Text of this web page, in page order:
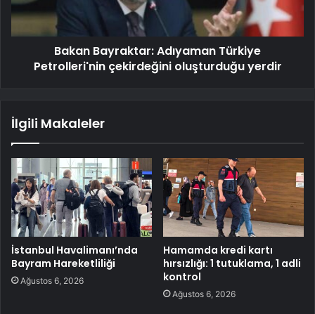
Bakan Bayraktar: Adıyaman Türkiye
Petrolleri'nin çekirdeğini oluşturduğu yerdir
İlgili Makaleler
İstanbul Havalimanı’nda
Bayram Hareketliliği
Ağustos 6, 2026
Hamamda kredi kartı
hırsızlığı: 1 tutuklama, 1 adli
kontrol
Ağustos 6, 2026